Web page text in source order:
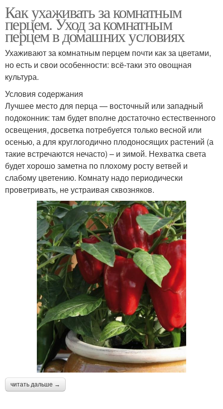
Как ухаживать за комнатным
перцем. Уход за комнатным
перцем в домашних условиях
Ухаживают за комнатным перцем почти как за цветами,
но есть и свои особенности: всё-таки это овощная
культура.
Условия содержания
Лучшее место для перца — восточный или западный
подоконник: там будет вполне достаточно естественного
освещения, досветка потребуется только весной или
осенью, а для круглогодично плодоносящих растений (а
такие встречаются нечасто) – и зимой. Нехватка света
будет хорошо заметна по плохому росту ветвей и
слабому цветению. Комнату надо периодически
проветривать, не устраивая сквозняков.
читать дальше →